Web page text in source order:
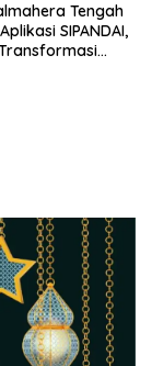
Tengah
SIPANDAI,